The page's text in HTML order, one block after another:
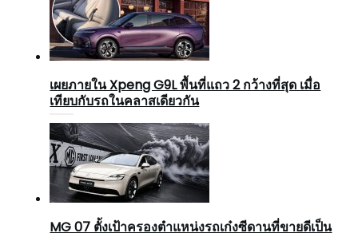
เผยภายใน Xpeng G9L พื้นที่แถว 2 กว้างที่สุด เมื่อ
เทียบกับรถในคลาสเดียวกัน
MG 07 ตั้งเป้าครองตำแหน่งรถเก๋งซีดานที่ขายดีเป็น